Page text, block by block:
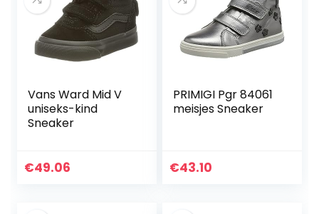
Vans Ward Mid V
uniseks-kind
Sneaker
€49.06
PRIMIGI Pgr 84061
meisjes Sneaker
€43.10